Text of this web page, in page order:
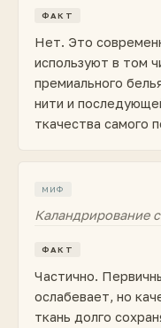
ФАКТ
Нет. Это
используют в том
премиального
нити и
ткачества самого
МИФ
Каландрирование
ФАКТ
Частично.
ослабевает, но
ткань долго